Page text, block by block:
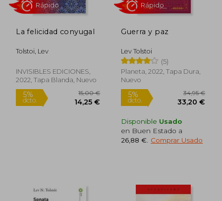
9,90 € 5%
La felicidad conyugal
Tolstoi, Lev
INVISIBLES EDICIONES,
2022, Tapa Blanda, Nuevo
Guerra y paz
Lev Tolstoi
(5)
Planeta, 2022, Tapa Dura,
Nuevo
Disponible Usado
en Buen Estado a
26,88 € Comprar Usado